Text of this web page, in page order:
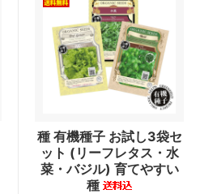
種 有機種子 お試し3袋セ
ット (リーフレタス・水
菜・バジル) 育てやすい
種